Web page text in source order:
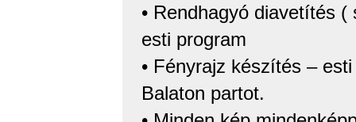
• Rendhagyó diavetítés
esti program
• Fényrajz készítés –
Balaton partot.